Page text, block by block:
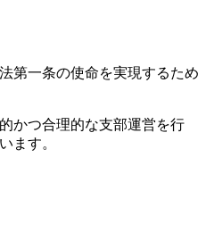
第一条の使命を実現するため
かつ合理的な支部運営を行
ます。